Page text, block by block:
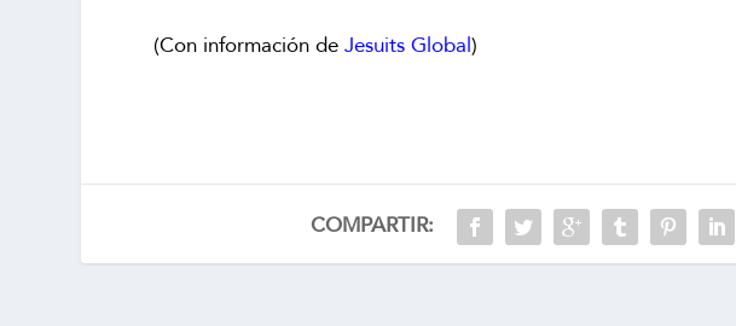
(Con información deJesuits Global)
COMPARTIR: